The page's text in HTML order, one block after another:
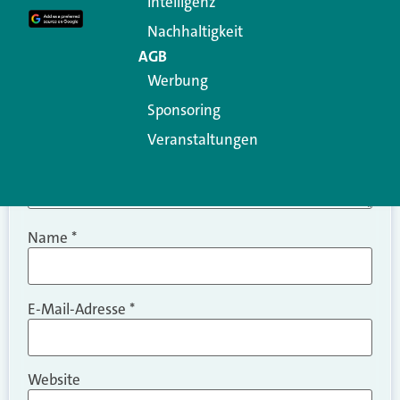
Kommentar
Name *
E-Mail-Adresse *
Website
Nachhaltigkeit
AGB
Werbung
Sponsoring
Veranstaltungen